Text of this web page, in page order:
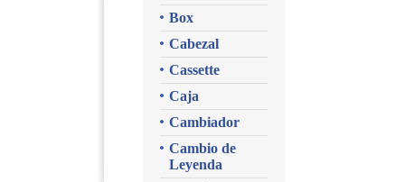
Box
Cabezal
Cassette
Caja
Cambiador
Cambio de
Leyenda